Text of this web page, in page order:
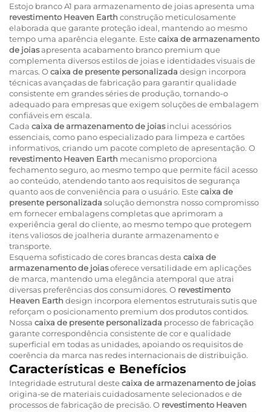
Estojo branco A1 para armazenamento de joias apresenta uma
revestimento Heaven Earth construção meticulosamente
elaborada que garante proteção ideal, mantendo ao mesmo
tempo uma aparência elegante. Estecaixa de armazenamento
de joiasapresenta acabamento branco premium que
complementa diversos estilos de joias e identidades visuais de
marcas. Ocaixa de presente personalizada design incorpora
técnicas avançadas de fabricação para garantir qualidade
consistente em grandes séries de produção, tornando-o
adequado para empresas que exigem soluções de embalagem
confiáveis em escala.
Cada caixa de armazenamento de joiasinclui acessórios
essenciais, como pano especializado para limpeza e cartões
informativos, criando um pacote completo de apresentação. O
revestimento Heaven Earth mecanismo proporciona
fechamento seguro, ao mesmo tempo que permite fácil acesso
ao conteúdo, atendendo tanto aos requisitos de segurança
quanto aos de conveniência para o usuário. Estecaixa de
presente personalizada solução demonstra nosso compromisso
em fornecer embalagens completas que aprimoram a
experiência geral do cliente, ao mesmo tempo que protegem
itens valiosos de joalheria durante armazenamento e
transporte.
Esquema sofisticado de cores brancas desta caixa de
armazenamento de joiasoferece versatilidade em aplicações
de marca, mantendo uma elegância atemporal que atrai
diversas preferências dos consumidores. O revestimento
Heaven Earth design incorpora elementos estruturais sutis que
reforçam o posicionamento premium dos produtos contidos.
Nossa caixa de presente personalizada processo de fabricação
garante correspondência consistente de cor e qualidade
superficial em todas as unidades, apoiando os requisitos de
coerência da marca nas redes internacionais de distribuição.
Características e Benefícios
Integridade estrutural destecaixa de armazenamento de joias
origina-se de materiais cuidadosamente selecionados e de
processos de fabricação de precisão. O revestimento Heaven